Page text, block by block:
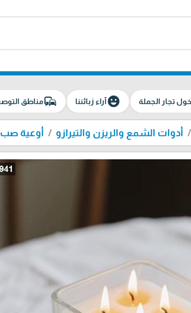
تجار الجملة emoji_emotionsآراء زبائننا commuteمناطق
أدوات الشمع والريزن والتيرازو أوعية